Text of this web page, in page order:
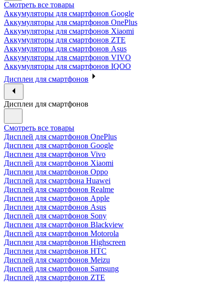
Смотреть все товары
Аккумуляторы для смартфонов Google
Аккумуляторы для смартфонов OnePlus
Аккумуляторы для смартфонов Xiaomi
Аккумуляторы для смартфонов ZTE
Аккумуляторы для cмартфонов Asus
Аккумуляторы для смартфонов VIVO
Аккумуляторы для смартфонов IQOO
Дисплеи для смартфонов
Дисплеи для смартфонов
Смотреть все товары
Дисплей для смартфонов OnePlus
Дисплеи для смартфонов Google
Дисплеи для смартфонов Vivo
Дисплей для смартфонов Xiaomi
Дисплеи для смартфонов Oppo
Дисплей для смартфона Huawei
Дисплей для смартфонов Realme
Дисплеи для смартфонов Apple
Дисплеи для смартфонов Asus
Дисплей для смартфонов Sony
Дисплеи для смартфонов Blackview
Дисплей для смартфонов Motorola
Дисплеи для смартфонов Highscreen
Дисплеи для смартфонов HTC
Дисплей для смартфонов Meizu
Дисплей для смартфонов Samsung
Дисплей для смартфонов ZTE